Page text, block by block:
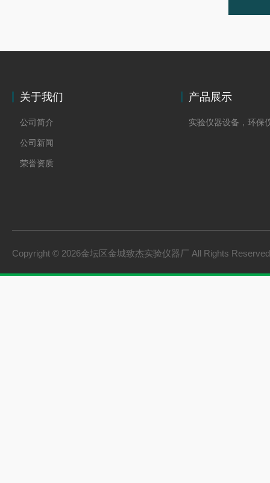
关于我们
公司简介
公司新闻
荣誉资质
产品展示
实验仪器设备，环保
Copyright © 2026金坛区金城致杰实验仪器厂 All Rights